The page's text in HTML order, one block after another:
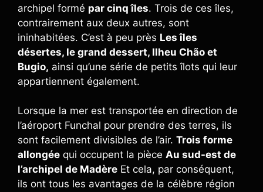
archipel formé par cinq îles. Trois de ces îles,
contrairement aux deux autres, sont
ininhabitées. C’est à peu près Les îles
désertes, le grand dessert, Ilheu Chão et
Bugio, ainsi qu’une série de petits îlots qui leur
appartiennent également.
Lorsque la mer est transportée en direction de
l’aéroport Funchal pour prendre des terres, ils
sont facilement divisibles de l’air. Trois forme
allongée qui occupent la pièce Au sud-est de
l’archipel de Madère Et cela, par conséquent,
ils ont tous les avantages de la célèbre région